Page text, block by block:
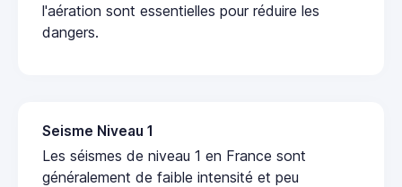
l'aération sont essentielles pour réduire les
dangers.
Seisme Niveau 1
Les séismes de niveau 1 en France sont
généralement de faible intensité et peu